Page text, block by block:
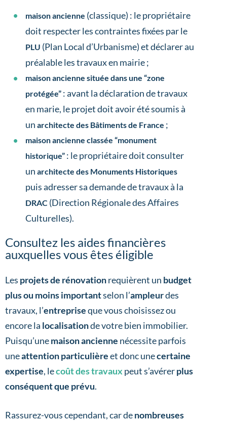
maison ancienne (classique) : le propriétaire
doit respecter les contraintes fixées par le
PLU (Plan Local d’Urbanisme) et déclarer au
préalable les travaux en mairie ;
maison ancienne située dans une “zone
protégée” : avant la déclaration de travaux
en marie, le projet doit avoir été soumis à
un architecte des Bâtiments de France ;
maison ancienne classée “monument
historique” : le propriétaire doit consulter
un architecte des Monuments Historiques
puis adresser sa demande de travaux à la
DRAC (Direction Régionale des Affaires
Culturelles).
Consultez les aides financières
auxquelles vous êtes éligible
Les projets de rénovationrequièrent un budget
plus ou moins importantselon l’ampleurdes
travaux, l’entrepriseque vous choisissez ou
encore la localisationde votre bien immobilier.
Puisqu’unemaison ancienne nécessite parfois
uneattention particulièreet donc unecertaine
expertise, lecoût des travaux peut s’avérerplus
conséquent que prévu.
Rassurez-vous cependant, car denombreuses